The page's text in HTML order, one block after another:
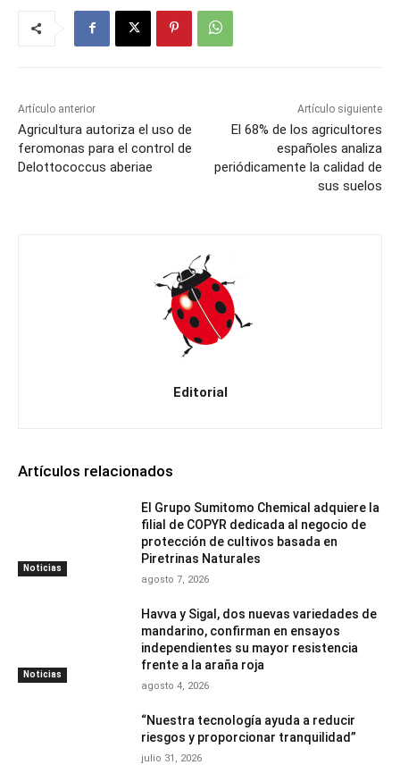
Artículo anterior
Agricultura autoriza el uso de
feromonas para el control de
Delottococcus aberiae
Artículo siguiente
El 68% de los agricultores
españoles analiza
periódicamente la calidad de
sus suelos
Editorial
Artículos relacionados
Noticias
El Grupo Sumitomo Chemical adquiere la
filial de COPYR dedicada al negocio de
protección de cultivos basada en
Piretrinas Naturales
agosto 7, 2026
Noticias
Havva y Sigal, dos nuevas variedades de
mandarino, confirman en ensayos
independientes su mayor resistencia
frente a la araña roja
agosto 4, 2026
“Nuestra tecnología ayuda a reducir
riesgos y proporcionar tranquilidad”
julio 31, 2026